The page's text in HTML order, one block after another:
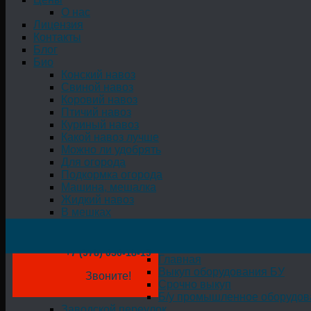
О нас
Лицензия
Контакты
Блог
Био
Конский навоз
Свиной навоз
Коровий навоз
Птичий навоз
Куриный навоз
Какой навоз лучше
Можно ли удобрять
Для огорода
Подкормка огорода
Машина, мешалка
Жидкий навоз
В мешках
+7 (978) 050-18-19
Звоните!
Главная
Выкуп оборудования БУ
Срочно выкуп
Б/у промышленное